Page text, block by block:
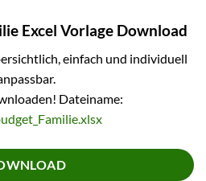
Excel Vorlage Download
einfach und individuell
Dateiname: